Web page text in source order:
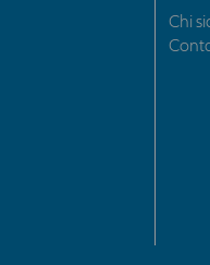
Chi